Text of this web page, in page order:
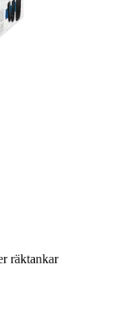
räktankar